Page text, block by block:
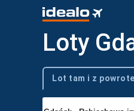
Loty
Typ podróży
Lot tam i z